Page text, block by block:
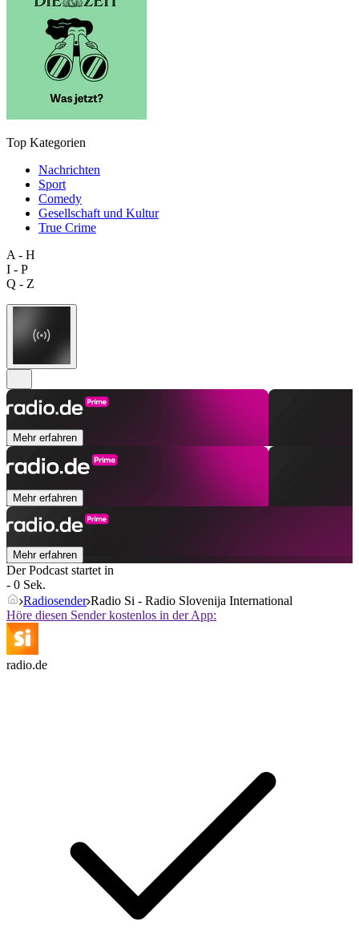
Top Kategorien
Nachrichten
Sport
Comedy
Gesellschaft und Kultur
True Crime
A - H
I - P
Q - Z
Mehr erfahren
Mehr erfahren
Mehr erfahren
Der Podcast startet in
- 0 Sek.
Radiosender Radio Si - Radio Slovenija International
Höre diesen Sender kostenlos in der App:
radio.de